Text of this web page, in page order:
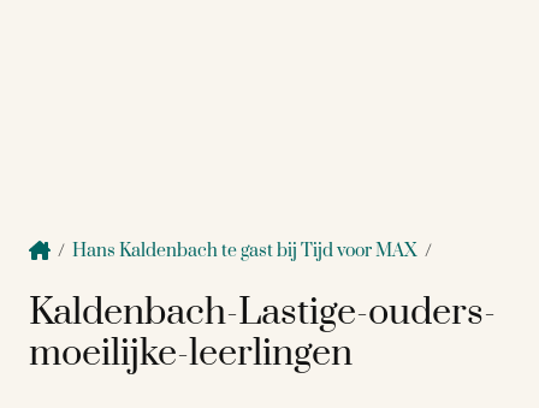
/ Hans Kaldenbach te gast bij Tijd voor MAX /
Kaldenbach-Lastige-ouders-
moeilijke-leerlingen